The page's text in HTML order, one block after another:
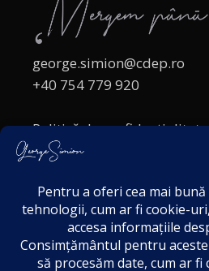
george.simion@cdep.ro
+40 754 779 920
Politică de confidențialitate
Politica cookies
Acordul de markting
Disclaimer